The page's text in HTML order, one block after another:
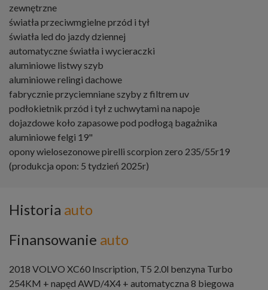
zewnętrzne
światła przeciwmgielne przód i tył
światła led do jazdy dziennej
automatyczne światła i wycieraczki
aluminiowe listwy szyb
aluminiowe relingi dachowe
fabrycznie przyciemniane szyby z filtrem uv
podłokietnik przód i tył z uchwytami na napoje
dojazdowe koło zapasowe pod podłogą bagażnika
aluminiowe felgi 19"
opony wielosezonowe pirelli scorpion zero 235/55r19
(produkcja opon: 5 tydzień 2025r)
Historia auto
Finansowanie auto
2018 VOLVO XC60 Inscription, T5 2.0l benzyna Turbo
254KM + napęd AWD/4X4 + automatyczna 8 biegowa